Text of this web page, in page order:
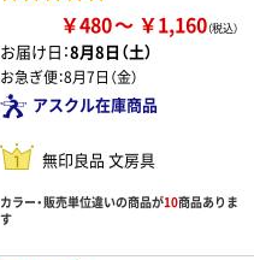
￥480 ￥1,160
お届け日：8月8日（土）
お急ぎ便：8月7日（金）
アスクル在庫商品
無印良品 文房具
カラー・販売単位違いの商品が10商品ありま
す